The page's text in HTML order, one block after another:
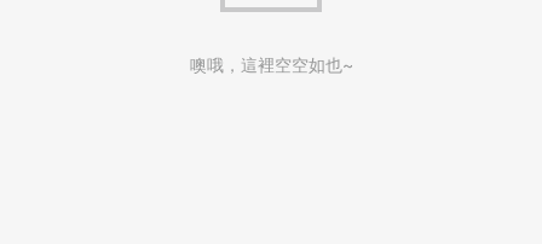
噢哦，這裡空空如也~